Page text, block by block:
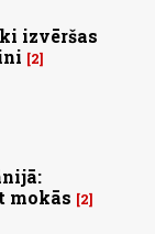
izvēršas
2
mokās
2